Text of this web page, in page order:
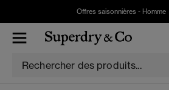
Offres saisonnières - Homme